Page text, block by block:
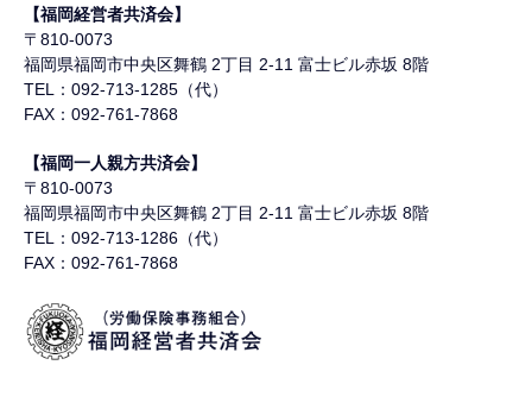
【福岡経営者共済会】
〒810-0073
福岡県福岡市中央区舞鶴 2丁目 2-11 富士ビル赤坂 8階
TEL：092-713-1285（代）
FAX：092-761-7868
【福岡一人親方共済会】
〒810-0073
福岡県福岡市中央区舞鶴 2丁目 2-11 富士ビル赤坂 8階
TEL：092-713-1286（代）
FAX：092-761-7868